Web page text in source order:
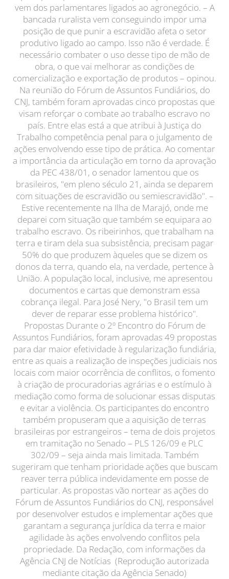
vem dos parlamentares ligados ao agronegócio. – A
bancada ruralista vem conseguindo impor uma
posição de que punir a escravidão afeta o setor
produtivo ligado ao campo. Isso não é verdade. É
necessário combater o uso desse tipo de mão de
obra, o que vai melhorar as condições de
comercialização e exportação de produtos – opinou.
Na reunião do Fórum de Assuntos Fundiários, do
CNJ, também foram aprovadas cinco propostas que
visam reforçar o combate ao trabalho escravo no
país. Entre elas está a que atribui à Justiça do
Trabalho competência penal para o julgamento de
ações envolvendo esse tipo de prática. Ao comentar
a importância da articulação em torno da aprovação
da PEC 438/01, o senador lamentou que os
brasileiros, "em pleno século 21, ainda se deparem
com situações de escravidão ou semiescravidão". –
Estive recentemente na Ilha de Marajó, onde me
deparei com situação que também se equipara ao
trabalho escravo. Os ribeirinhos, que trabalham na
terra e tiram dela sua subsistência, precisam pagar
50% do que produzem àqueles que se dizem os
donos da terra, quando ela, na verdade, pertence à
União. A população local, inclusive, me apresentou
documentos e cartas que demonstram essa
cobrança ilegal. Para José Nery, "o Brasil tem um
dever de reparar esse problema histórico".
Propostas Durante o 2º Encontro do Fórum de
Assuntos Fundiários, foram aprovadas 49 propostas
para dar maior efetividade à regularização fundiária,
entre as quais a realização de inspeções judiciais nos
locais com maior ocorrência de conflitos, o fomento
à criação de procuradorias agrárias e o estímulo à
mediação como forma de solucionar essas disputas
e evitar a violência. Os participantes do encontro
também propuseram que a aquisição de terras
brasileiras por estrangeiros – tema de dois projetos
em tramitação no Senado – PLS 126/09 e PLC
302/09 – seja ainda mais limitada. Também
sugeriram que tenham prioridade ações que buscam
reaver terra pública indevidamente em posse de
particular. As propostas vão nortear as ações do
Fórum de Assuntos Fundiários do CNJ, responsável
por desenvolver estudos e implementar ações que
garantam a segurança jurídica da terra e maior
agilidade às ações envolvendo conflitos pela
propriedade. Da Redação, com informações da
Agência CNJ de Notícias (Reprodução autorizada
mediante citação da Agência Senado)